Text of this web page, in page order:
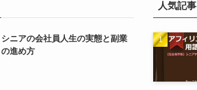
シニアの会社員人生の実態と副業
の進め方
人気記事